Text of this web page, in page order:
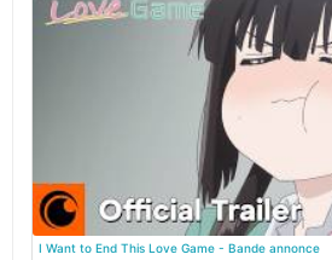
I Want to End This Love Game - Bande annonce